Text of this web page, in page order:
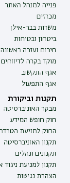
פנייה למנהל האתר
מכרזים
משרות בבר-אילן
ביטחון ובטיחות
חירום ועזרה ראשונה
מוקד בקרה לדיווחים
אגף התקשוב
אגף התפעול
תקנות וביקורת
מבקר האוניברסיטה
חוק חופש המידע
החוק למניעת
תקנון האוניברסיטה
תקנונים ונהלים
תקנון למניעת ניגוד
הצהרת נגישות